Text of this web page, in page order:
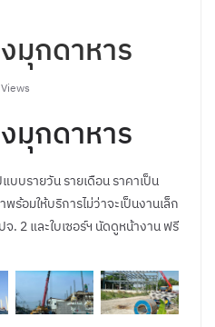
มุกดาหาร
มุกดาหาร
บบรายวัน รายเดือน ราคาเป็น
พร้อมให้บริการไม่ว่าจะเป็นงานเล็ก
. 2 และใบเซอร์ฯ นัดดูหน้างาน ฟรี